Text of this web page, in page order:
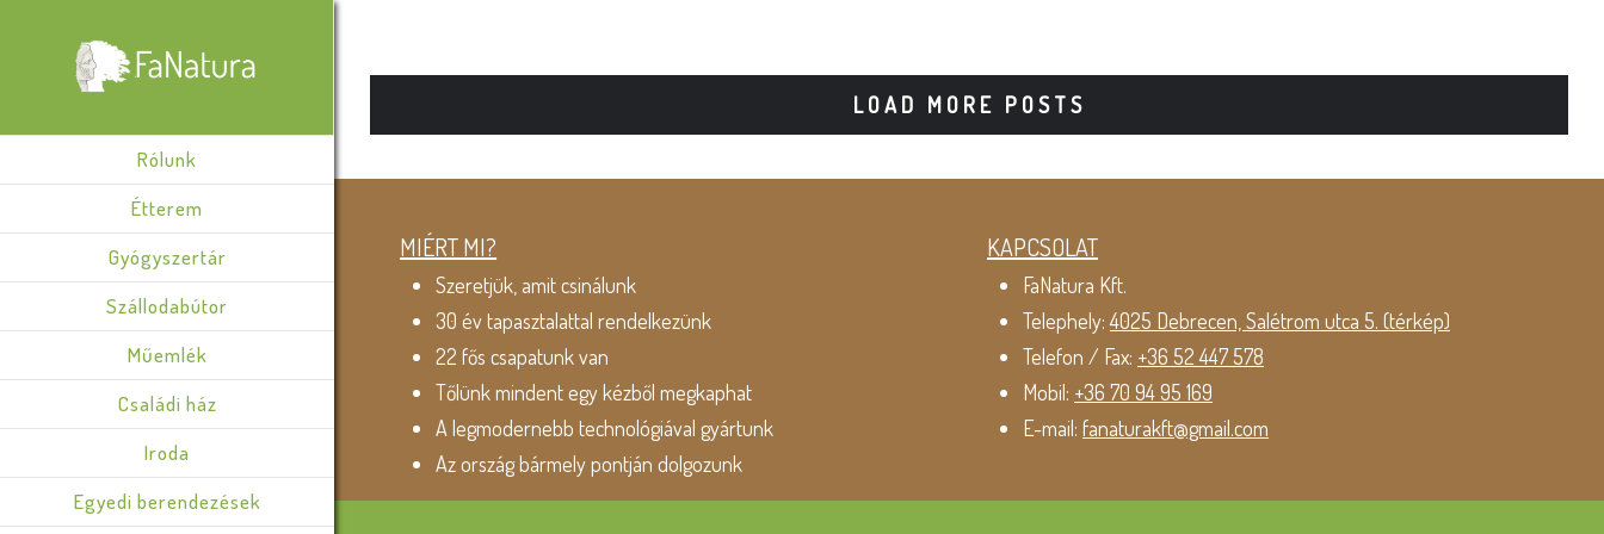
Rólunk
Étterem
Gyógyszertár
Szállodabútor
Műemlék
Családi ház
Iroda
Egyedi berendezések
LOAD MORE POSTS
MIÉRT MI?
Szeretjük, amit csinálunk
30 év tapasztalattal rendelkezünk
22 fős csapatunk van
Tőlünk mindent egy kézből megkaphat
A legmodernebb technológiával gyártunk
Az ország bármely pontján dolgozunk
KAPCSOLAT
FaNatura Kft.
Telephely:4025 Debrecen, Salétrom utca 5. (térkép)
Telefon / Fax: +36 52 447 578
Mobil: +36 70 94 95 169
E-mail: fanaturakft@gmail.com